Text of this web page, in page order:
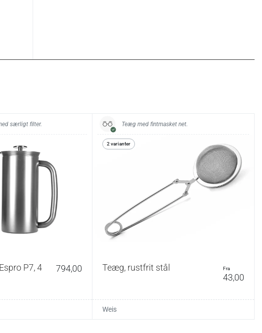
særligt filter.
P7, 4
794,00
Teæg med fintmasket net.
2 varianter
Teæg, rustfrit stål fra
43,00
Weis